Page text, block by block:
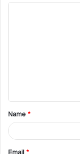
t
*
Name *